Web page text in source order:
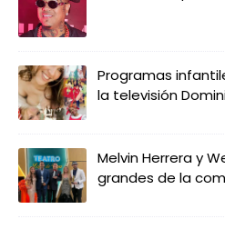
Programas
la televisión
Melvin Herrera y
grandes de la